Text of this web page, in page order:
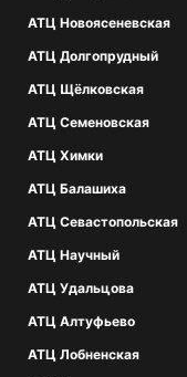
АТЦ Новоясеневская
АТЦ Долгопрудный
АТЦ Щёлковская
АТЦ Семеновская
АТЦ Химки
АТЦ Балашиха
АТЦ Севастопольская
АТЦ Научный
АТЦ Удальцова
АТЦ Алтуфьево
АТЦ Лобненская